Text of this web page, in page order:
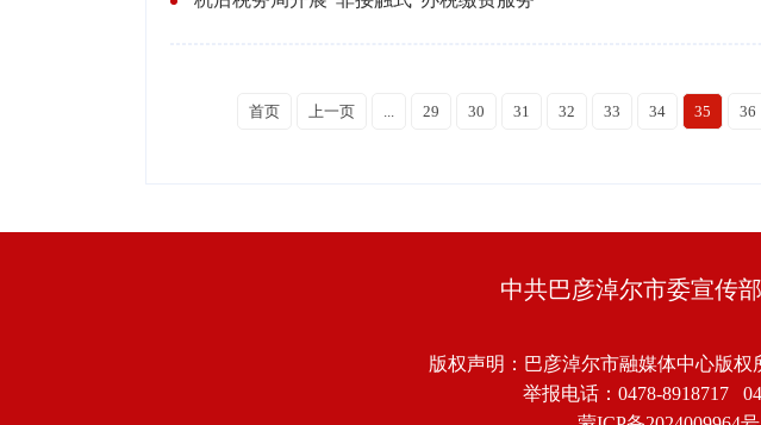
首页 上一页 ... 29 30 31 32 33 34 35 36
中共巴彦淖尔市委宣传
版权声明：巴彦淖尔市融媒体中心版
举报电话：0478-8918717